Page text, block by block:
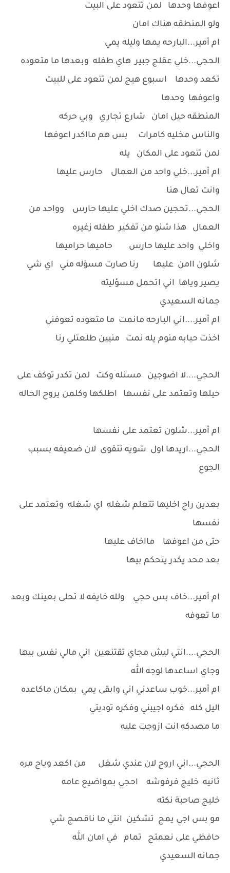
اعوفها وحدها لمن تتعود على البيت
ولو المنطقه هناك امان
ام أمير...البارحه يمها وليله يمي
الحجي...خلي عقلج جبير هاي طفله وبعدها ما متعوده
تكعد وحدها اسبوع هيج لمن تتعود على للبيت
واعوفها وحدها
المنطقه حيل امان شارع تجاري وبي حركه
والناس مخليه كامرات بس هم مااكدر اعوفها
لمن تتعود على المكان يله
ام أمير...خلي واحد من العمال حارس عليها
وانت تعال هنا
الحجي...تحجين صدك اخلي عليها حارس وواحد من
العمال هذا شنو من تفكير طفله زغيره
واخلي واحد عليها حارس حاميها حراميها
شلون اامن عليها رنا صارت مسؤله مني اي شي
يصير وياها اني اتحمل مسؤليته
جمانه السعيدي
ام أمير....اني البارحه مانمت ما متعوده تعوفني
اخذت حبابه منوم يله نمت منيين طلعتلي رنا
الحجي....لا اضوجين مسئله وكت لمن تكدر توكف على
حيلها وتعتمد على نفسها اطلكها وكلمن يروح الحاله
ام أمير...شلون تعتمد على نفسها
الحجي...اريدها اول شويه تتقوى لان ضعيفه بسبب
الجوع
بعدين راح اخليها تتعلم شغله اي شغله وتعتمد على
نفسها
حتى من اعوفها مااخاف عليها
بعد محد يكدر يتحكم بيها
ام أمير...خاف بس حجي ولله خايفه لا تحلى بعينك وبعد
ما تعوفه
الحجي....انتي ليش مجاي تقتنعين اني مالي نفس بيها
وجاي اساعدها لوجه الله
ام أمير...خوب ساعدني اني وابقى يمي بمكان ماكاعده
اليل كله فكره اجيبني وفكره توديتي
ما مصدكه انت ازوجت عليه
الحجي...اني اروح لان عندي شغل من اكعد وياج مره
ثانيه خليج فرفوشه احجي بمواضيع عامه
خليج صاحبة نكته
مو بس اجي يمج تشكين انتي ما ناقصج شي
حافظي على نعمتج تمام في امان الله
جمانه السعيدي